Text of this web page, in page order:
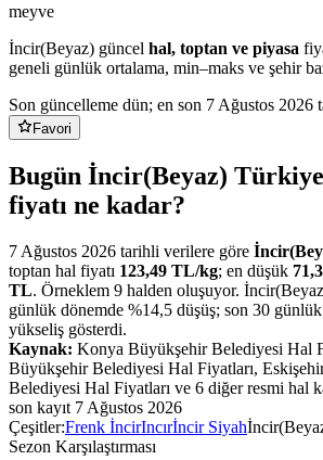
meyve
İncir(Beyaz) güncel hal, toptan ve piyasa
geneli günlük ortalama, min–maks ve şehir
Son güncelleme dün; en son 7 Ağustos
Favori
Bugün İncir(Beyaz)
fiyatı ne kadar?
7 Ağustos 2026 tarihli verilere göre
toptan hal fiyatı 123,49 TL/kg; en düşük
TL. Örneklem 9 halden oluşuyor.
günlük dönemde %14,5 düşüş; son 30
yükseliş gösterdi.
Kaynak: Konya Büyükşehir Belediyesi Hal
Büyükşehir Belediyesi Hal Fiyatları,
Belediyesi Hal Fiyatları ve 6 diğer resmi hal
son kayıt 7 Ağustos 2026
Çeşitler:Frenk İncirIncırİncir Siyah
Sezon Karşılaştırması